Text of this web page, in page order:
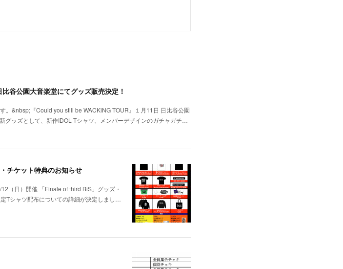
谷公園大音楽堂にてグッズ販売決定！
。&nbsp;『Could you still be WACKiNG TOUR』１月11日 日比谷公園
グッズとして、新作IDOL Tシャツ、メンバーデザインのガチャガチ…
チケット特典のお知らせ
（日）開催 「Finale of third BiS」グッズ・
Tシャツ配布についての詳細が決定しまし…